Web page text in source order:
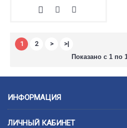
1 2 >
>|
Показано с 1 по
ИНФОРМАЦИЯ
ЛИЧНЫЙ КАБИНЕТ